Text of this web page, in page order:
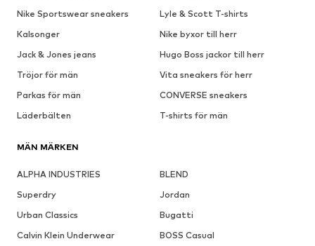
Nike Sportswear sneakers
Lyle & Scott T-shirts
Kalsonger
Nike byxor till herr
Jack & Jones jeans
Hugo Boss jackor till herr
Tröjor för män
Vita sneakers för herr
Parkas för män
CONVERSE sneakers
Läderbälten
T-shirts för män
MÄN MÄRKEN
ALPHA INDUSTRIES
BLEND
Superdry
Jordan
Urban Classics
Bugatti
Calvin Klein Underwear
BOSS Casual